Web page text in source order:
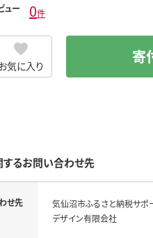
ュー 0件
気に入り 寄
るお問い合わせ先
せ先
気仙沼市ふるさと納税サポ
デザイン有限会社